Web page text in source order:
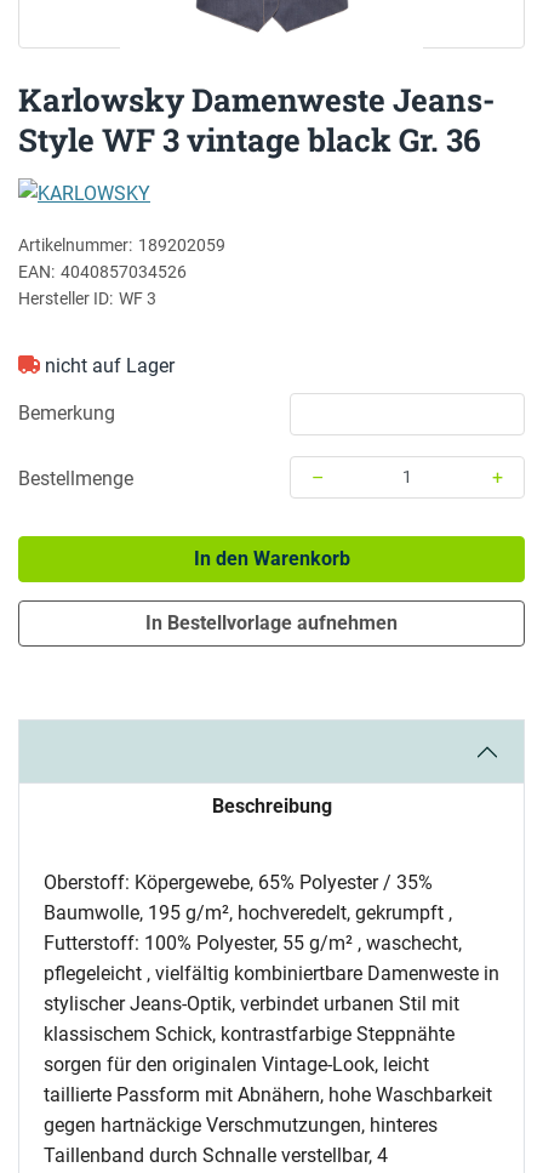
Karlowsky Damenweste Jeans-
Style WF 3 vintage black Gr. 36
KARLOWSKY
Artikelnummer: 189202059
EAN: 4040857034526
Hersteller ID: WF 3
nicht auf Lager
Bemerkung
Bestellmenge –
+
In den Warenkorb
In Bestellvorlage aufnehmen
Beschreibung
Oberstoff: Köpergewebe, 65% Polyester / 35%
Baumwolle, 195 g/m², hochveredelt, gekrumpft ,
Futterstoff: 100% Polyester, 55 g/m² , waschecht,
pflegeleicht , vielfältig kombiniertbare Damenweste in
stylischer Jeans-Optik, verbindet urbanen Stil mit
klassischem Schick, kontrastfarbige Steppnähte
sorgen für den originalen Vintage-Look, leicht
taillierte Passform mit Abnähern, hohe Waschbarkeit
gegen hartnäckige Verschmutzungen, hinteres
Taillenband durch Schnalle verstellbar, 4